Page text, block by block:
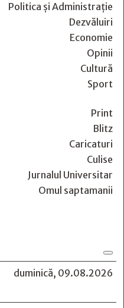
Politica și Administrație
Dezvăluiri
Economie
Opinii
Cultură
Sport
Print
Blitz
Caricaturi
Culise
Jurnalul Universitar
Omul saptamanii
duminică, 09.08.2026